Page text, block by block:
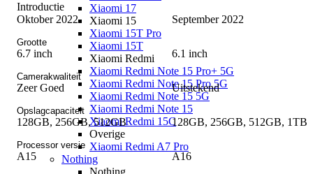
Xiaomi 17
Xiaomi 15
Xiaomi 15T Pro
Xiaomi 15T
Xiaomi Redmi
Xiaomi Redmi Note 15 Pro+ 5G
Xiaomi Redmi Note 15 Pro 5G
Xiaomi Redmi Note 15 5G
Xiaomi Redmi Note 15
Xiaomi Redmi 15C
Overige
Xiaomi Redmi A7 Pro
Nothing
Nothing
Introductie
Oktober 2022
September 2022
Grootte
6.7 inch 6.1 inch
Camerakwaliteit
Zeer Goed Uitstekend
Opslagcapaciteit
128GB, 256GB, 512GB 128GB, 256GB, 512GB, 1TB
Processor versie
A15 A16